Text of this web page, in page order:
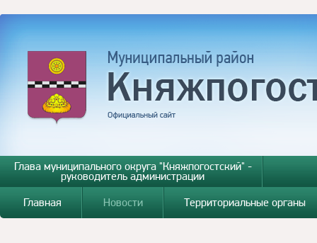
Глава муниципального округа "Княжпогостский" -
руководитель администрации
Главная
Новости Территориальные органы